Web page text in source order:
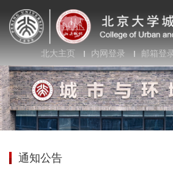
北大主页 内网登录 邮箱登
通知公告